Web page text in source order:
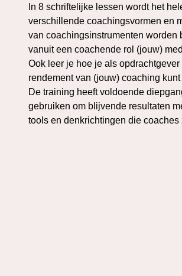
In 8 schriftelijke lessen wordt het
verschillende coachingsvormen en
van coachingsinstrumenten worden
vanuit een coachende rol (jouw)
Ook leer je hoe je als
rendement van (jouw) coaching
De training heeft voldoende
gebruiken om blijvende resultaten
tools en denkrichtingen die